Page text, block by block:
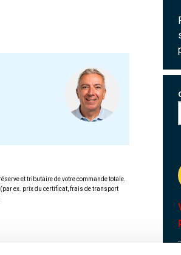
et tributaire de votre commande totale.
ex. prix du certificat, frais de transport